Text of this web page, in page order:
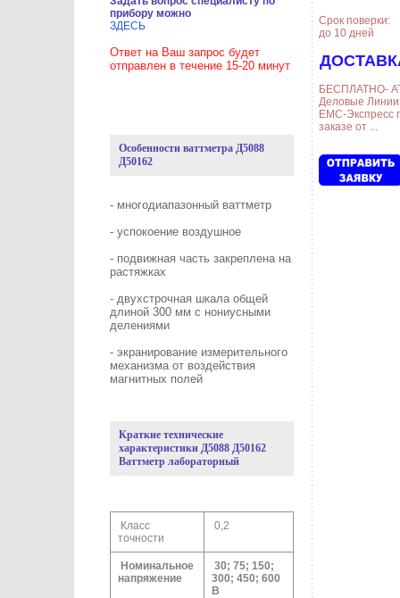
прибору можно
ЗДЕСЬ
Ответ на Ваш запрос будет
отправлен в течение 15-20 минут
Особенности ваттметра Д5088
Д50162
- многодиапазонный ваттметр
- успокоение воздушное
- подвижная часть закреплена на
растяжках
- двухстрочная шкала общей
длиной 300 мм с нониусными
делениями
- экранирование измерительного
механизма от воздействия
магнитных полей
Краткие технические
характеристики Д5088 Д50162
Ваттметр лабораторный
Класс
точности
0,2
Номинальное
напряжение
30; 75; 150;
300; 450; 600
В
Срок поверки:
до 10 дней
БЕСПЛАТНО-
Деловые
ЕМС-Экспресс
заказе от ...